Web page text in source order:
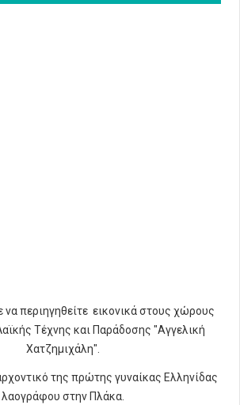
περιηγηθείτε εικονικά στους χώρους
Τέχνης και Παράδοσης "Αγγελική
Χατζημιχάλη".
της πρώτης γυναίκας Ελληνίδας
λαογράφου στην Πλάκα.